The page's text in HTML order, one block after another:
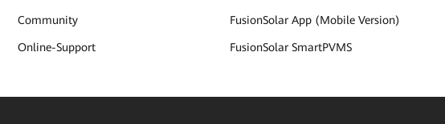
Community
Online-Support
FusionSolar App (Mobile Version)
FusionSolar SmartPVMS